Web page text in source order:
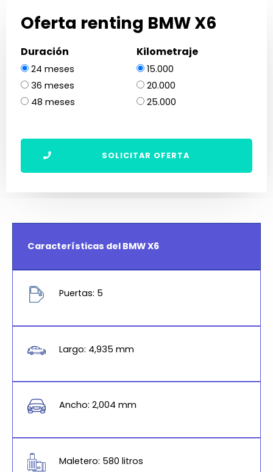
Oferta renting BMW X6
Duración
24 meses
36 meses
48 meses
Kilometraje
15.000
20.000
25.000
SOLICITAR OFERTA
Características del BMW X6
Puertas: 5
Largo: 4,935 mm
Ancho: 2,004 mm
Maletero: 580 litros